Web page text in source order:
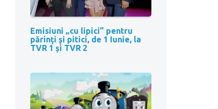
Emisiuni „cu lipici” pentru
părinţi şi pitici, de 1 Iunie, la
TVR 1 și TVR 2